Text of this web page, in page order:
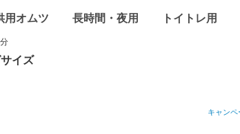
用オムツ 長時間・夜用 トイトレ用
サイズ
キャンペ